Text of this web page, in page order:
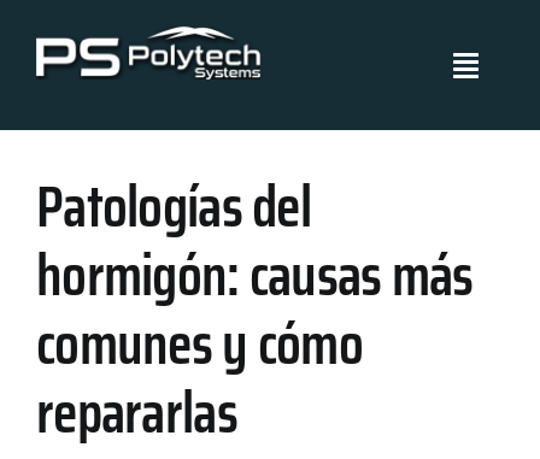
content
Toggle
Polytech Systems
Sistemas y aplicaciones
Proyectos
Políticas de Gestión
Patologías del
hormigón: causas más
comunes y cómo
repararlas